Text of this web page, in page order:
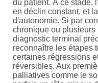
du patient. À ce stade,
en déclin constant, et
d'autonomie. Si par
chronique ou
diagnostic terminal
reconnaître les étapes
certaines régressions
réversibles. Aux
palliatives comme le